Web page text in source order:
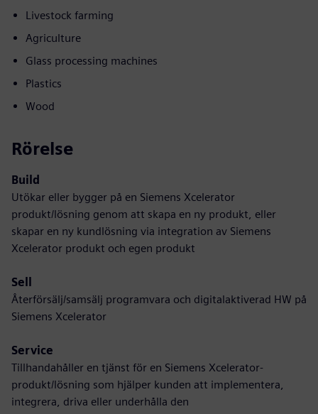
Livestock farming
Agriculture
Glass processing machines
Plastics
Wood
Rörelse
Build
Utökar eller bygger på en Siemens Xcelerator
produkt/lösning genom att skapa en ny produkt, eller
skapar en ny kundlösning via integration av Siemens
Xcelerator produkt och egen produkt
Sell
Återförsälj/samsälj programvara och digitalaktiverad HW på
Siemens Xcelerator
Service
Tillhandahåller en tjänst för en Siemens Xcelerator-
produkt/lösning som hjälper kunden att implementera,
integrera, driva eller underhålla den